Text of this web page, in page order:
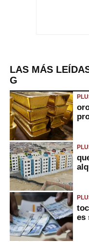
LAS MÁS
G
es